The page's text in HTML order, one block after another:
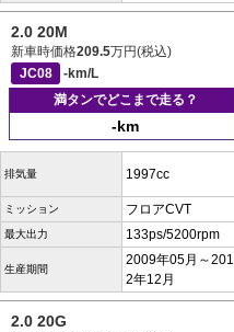
2.0 20M
新車時価格209.5万円(税込)
JC08
-km/L
満タンでどこまで走る？
-km
排気量 1997cc
ミッション フロアCVT
最大出力 133ps/5200rpm
生産期間
2009年05月～201
2年12月
2.0 20G